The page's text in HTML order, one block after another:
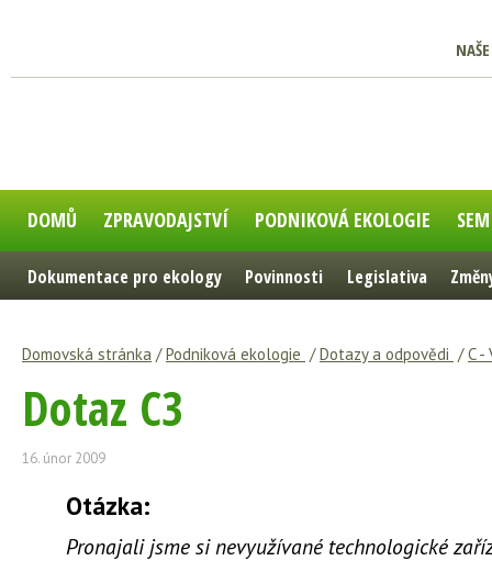
DOMŮ ZPRAVODAJSTVÍ PODNIKOVÁ EKOLOGIE
Dokumentace pro ekology Povinnosti Legislativa
Domovská stránka /Podniková ekologie /Dotazy a odpovědi /C
Dotaz C3
16. únor 2009
Otázka:
Pronajali jsme si nevyužívané technologické